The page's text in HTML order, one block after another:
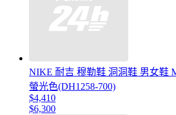
NIKE 耐吉 穆勒鞋 洞洞鞋 男女鞋
螢光色(DH1258-700)
$4,410
$6,300